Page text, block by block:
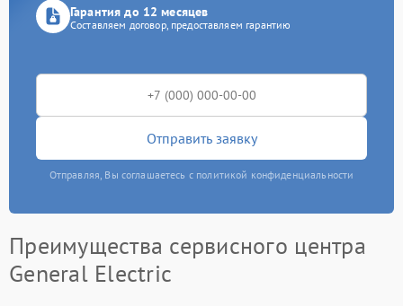
Гарантия до 12 месяцев
Составляем договор, предоставляем гарантию
Отправить заявку
Отправляя, Вы соглашаетесь с политикой конфиденциальности
Преимущества сервисного центра
General Electric